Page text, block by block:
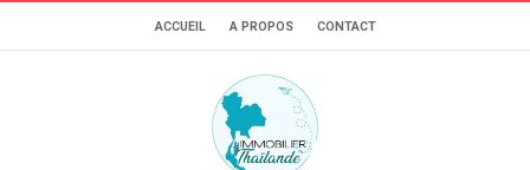
ACCUEIL A PROPOS CONTACT